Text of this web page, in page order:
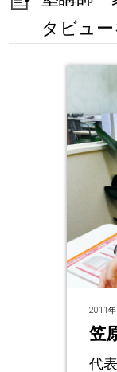
タビュ
2011
笠
代